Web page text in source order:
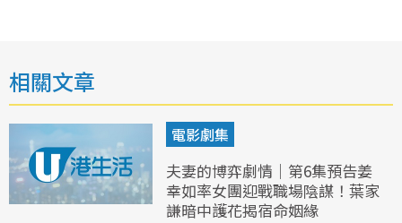
相關文章
電影劇集
夫妻的博弈劇情｜第6集預告姜
幸如率女團迎戰職場陰謀！葉家
謙暗中護花揭宿命姻緣